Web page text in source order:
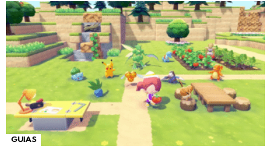
GUIAS